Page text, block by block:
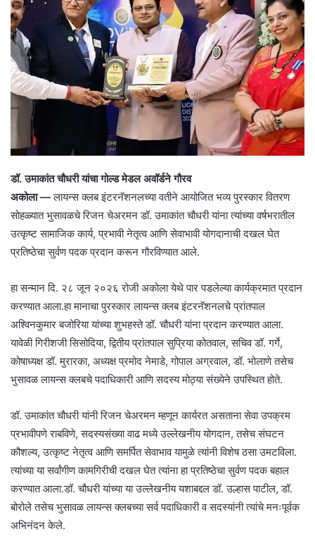
डॉ. उमाकांत चौधरी यांचा गोल्ड मेडल अवॉर्डने गौरव
अकोला —लायन्स क्लब इंटरनॅशनलच्या वतीने आयोजित भव्य पुरस्कार वितरण
सोहळ्यात भुसावळचे रिजन चेअरमन डॉ. उमाकांत चौधरी यांना त्यांच्या वर्षभरातील
उत्कृष्ट सामाजिक कार्य, प्रभावी नेतृत्व आणि सेवाभावी योगदानाची दखल घेत
प्रतिष्ठेचा सुर्वण पदक प्रदान करून गौरविण्यात आले.
हा सन्मान दि. २८ जून २०२६ रोजी अकोला येथे पार पडलेल्या कार्यक्रमात प्रदान
करण्यात आला.हा मानाचा पुरस्कार लायन्स क्लब इंटरनॅशनलचे प्रांतपाल
अश्विनकुमार बजोरिया यांच्या शुभहस्ते डॉ. चौधरी यांना प्रदान करण्यात आला.
यावेळी गिरीशजी सिसोदिया, द्वितीय प्रांतपाल सुप्रिया कोतवाल, सचिव डॉ. गर्गे,
कोषाध्यक्ष डॉ. मुरारका, अध्यक्ष प्रमोद नेमाडे, गोपाल अग्रवाल, डॉ. भोलाणे तसेच
भुसावळ लायन्स क्लबचे पदाधिकारी आणि सदस्य मोठ्या संख्येने उपस्थित होते.
डॉ. उमाकांत चौधरी यांनी रिजन चेअरमन म्हणून कार्यरत असताना सेवा उपक्रम
प्रभावीपणे राबविणे, सदस्यसंख्या वाढ मध्ये उल्लेखनीय योगदान, तसेच संघटन
कौशल्य, उत्कृष्ट नेतृत्व आणि समर्पित सेवाभाव यामुळे त्यांनी विशेष ठसा उमटविला.
त्यांच्या या सर्वांगीण कामगिरीची दखल घेत त्यांना हा प्रतिष्ठेचा सुर्वण पदक बहाल
करण्यात आला.डॉ. चौधरी यांच्या या उल्लेखनीय यशाबद्दल डॉ. उल्हास पाटील, डॉ.
बोरोले तसेच भुसावळ लायन्स क्लबच्या सर्व पदाधिकारी व सदस्यांनी त्यांचे मनःपूर्वक
अभिनंदन केले.